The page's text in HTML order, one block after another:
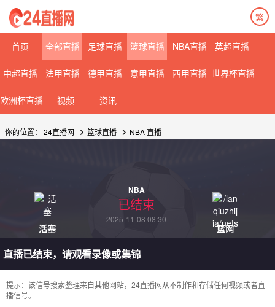
繁
首页 全部直播 足球直播 篮球直播 NBA直播 英超直播
中超直播 法甲直播 德甲直播 意甲直播 西甲直播 世界杯直播
欧洲杯直播 视频 资讯
你的位置： 24直播网 篮球直播 NBA 直播
活塞
NBA
已结束
2025-11-08 08:30
篮网
直播已结束，请观看录像或集锦
提示：该信号搜索整理来自其他网站，24直播网从不制作和存储任何视频或者直
播信号。